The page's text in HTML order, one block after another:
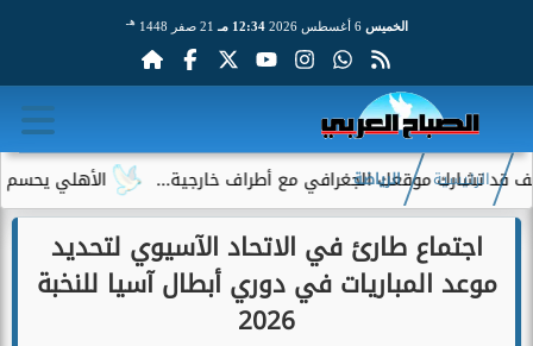
الخميس 6 أغسطس 2026 12:34 مـ 21 صفر 1448 هـ
الأهلي يحسم الجدل حول الجغرافي مع أطراف خارجية...
الرئيسية الرياضة
اجتماع طارئ في الاتحاد الآسيوي لتحديد
موعد المباريات في دوري أبطال آسيا للنخبة
2026